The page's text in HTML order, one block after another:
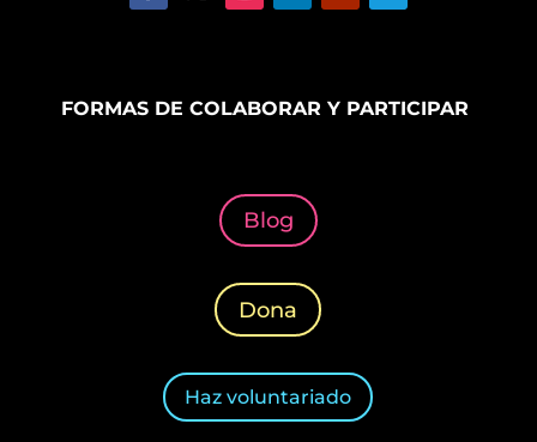
FORMAS DE COLABORAR Y PARTICIPAR
Blog
Dona
Haz voluntariado